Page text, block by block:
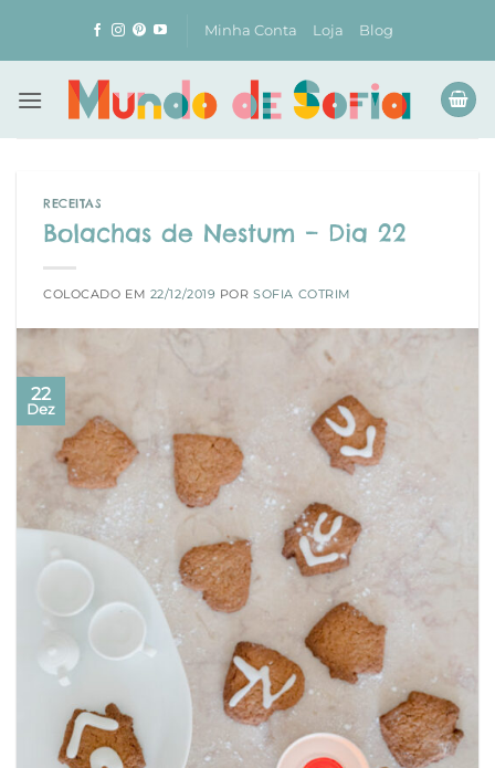
content
Minha Conta Loja Blog
RECEITAS
Bolachas de Nestum – Dia 22
COLOCADO EM 22/12/2019 PORSOFIA COTRIM
22
Dez